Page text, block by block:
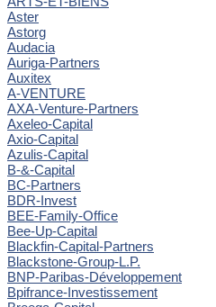
Aster
Astorg
Audacia
Auriga-Partners
Auxitex
A-VENTURE
AXA-Venture-Partners
Axeleo-Capital
Axio-Capital
Azulis-Capital
B-&-Capital
BC-Partners
BDR-Invest
BEE-Family-Office
Bee-Up-Capital
Blackfin-Capital-Partners
Blackstone-Group-L.P.
BNP-Paribas-Développement
Bpifrance-Investissement